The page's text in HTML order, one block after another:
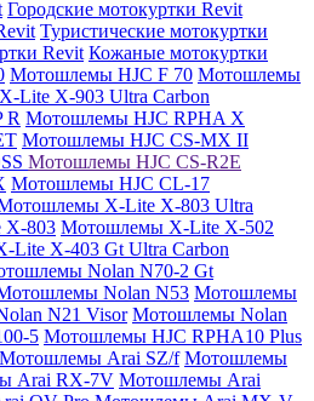
Городские мотокуртки Revit
Туристические мотокуртки
Revit Кожаные мотокуртки
Мотошлемы HJC F 70 Мотошлемы
Lite X-903 Ultra Carbon
R Мотошлемы HJC RPHA X
Мотошлемы HJC CS-MX II
Мотошлемы HJC CS-R2E
Мотошлемы HJC CL-17
X-Lite X-803 Ultra
803 Мотошлемы X-Lite X-502
X-403 Gt Ultra Carbon
Nolan N70-2 Gt
Nolan N53 Мотошлемы
N21 Visor Мотошлемы Nolan
5 Мотошлемы HJC RPHA10 Plus
Мотошлемы Arai SZ/f Мотошлемы
Arai RX-7V Мотошлемы Arai